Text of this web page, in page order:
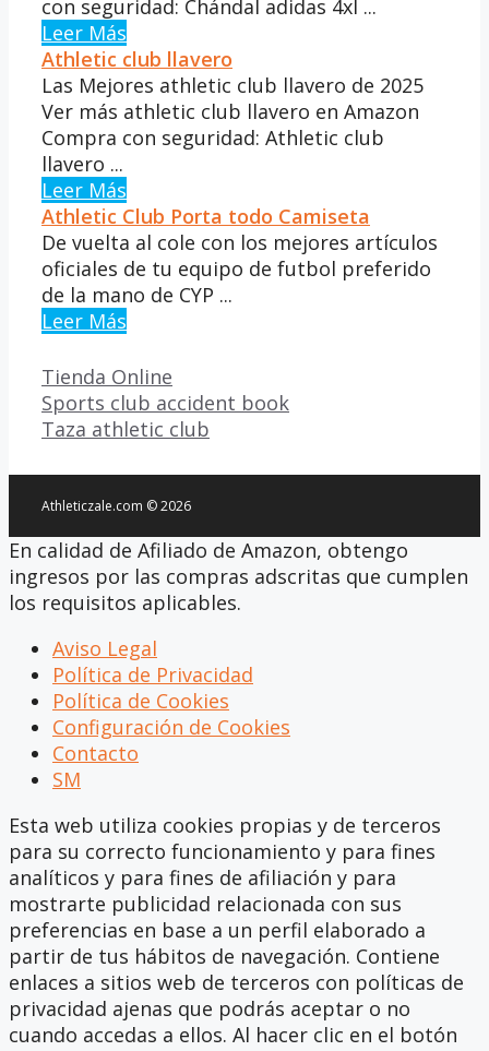
con seguridad: Chándal adidas 4xl ...
Leer Más
Athletic club llavero
Las Mejores athletic club llavero de 2025
Ver más athletic club llavero en Amazon
Compra con seguridad: Athletic club
llavero ...
Leer Más
Athletic Club Porta todo Camiseta
De vuelta al cole con los mejores artículos
oficiales de tu equipo de futbol preferido
de la mano de CYP ...
Leer Más
Categorías
Tienda Online
Sports club accident book
Taza athletic club
Athleticzale.com © 2026
En calidad de Afiliado de Amazon, obtengo
ingresos por las compras adscritas que cumplen
los requisitos aplicables.
Aviso Legal
Política de Privacidad
Política de Cookies
Configuración de Cookies
Contacto
SM
Esta web utiliza cookies propias y de terceros
para su correcto funcionamiento y para fines
analíticos y para fines de afiliación y para
mostrarte publicidad relacionada con sus
preferencias en base a un perfil elaborado a
partir de tus hábitos de navegación. Contiene
enlaces a sitios web de terceros con políticas de
privacidad ajenas que podrás aceptar o no
cuando accedas a ellos. Al hacer clic en el botón